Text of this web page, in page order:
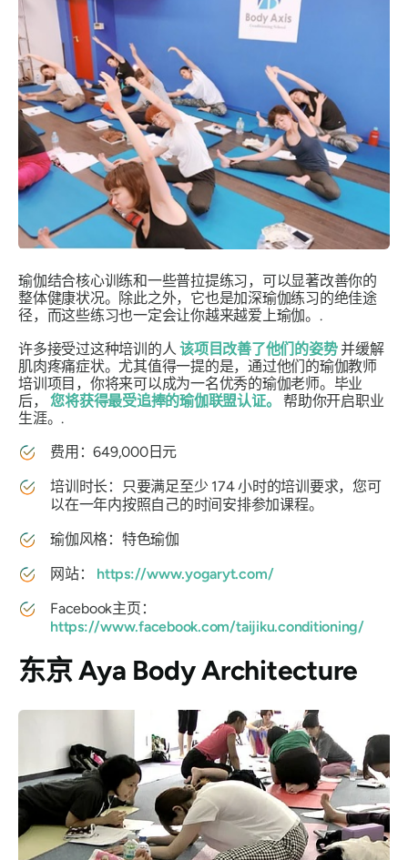
瑜伽结合核心训练和一些普拉提练习，可以显著改善你的
整体健康状况。除此之外，它也是加深瑜伽练习的绝佳途
径，而这些练习也一定会让你越来越爱上瑜伽。.
许多接受过这种培训的人该项目改善了他们的姿势并缓解
肌肉疼痛症状。尤其值得一提的是，通过他们的瑜伽教师
培训项目，你将来可以成为一名优秀的瑜伽老师。毕业
后，您将获得最受追捧的瑜伽联盟认证。
帮助你开启职业
生涯。.
费用：649,000日元
培训时长：只要满足至少 174 小时的培训要求，您可
以在一年内按照自己的时间安排参加课程。
瑜伽风格：特色瑜伽
网站： https://www.yogaryt.com/
Facebook主页：
https://www.facebook.com/taijiku.conditioning/
东京 Aya Body Architecture